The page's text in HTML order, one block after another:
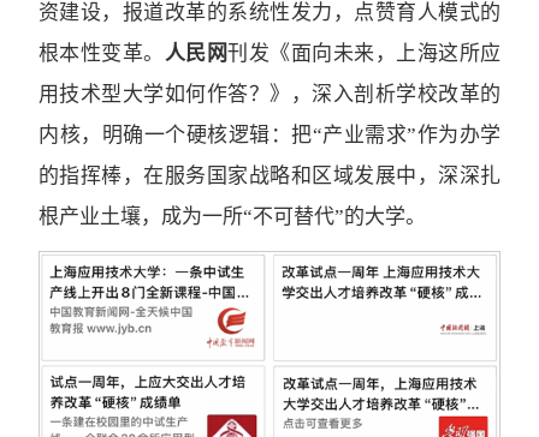
资建设，报道改革的系统性发力，点赞育人模式的
根本性变革。 人民网刊发《面向未来，上海这所应
用技术型大学如何作答？》，深入剖析学校改革的
内核，明确一个硬核逻辑：把“产业需求”作为办学
的指挥棒，在服务国家战略和区域发展中，深深扎
根产业土壤，成为一所“不可替代”的大学。